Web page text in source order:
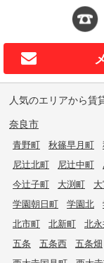
人気のエリアから賃
奈良市
青野町 秋篠早月町
尼辻北町
尼辻中町
今辻子町
大渕町
学園朝日町
学園北
北市町
北新町 北
五条
五条西 五条畑